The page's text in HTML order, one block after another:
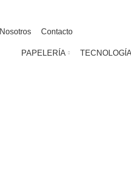
Nosotros Contacto
PAPELERÍA TECNOLOGÍA